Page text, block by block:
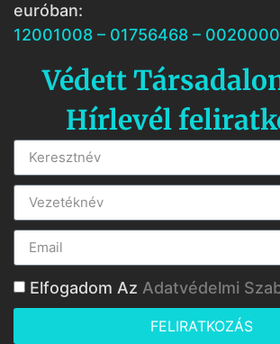
euróban:
12001008 – 01756468 –
Védett
Hírlevél
Elfogadom Az Adatvédelmi
FELIRATKOZÁS